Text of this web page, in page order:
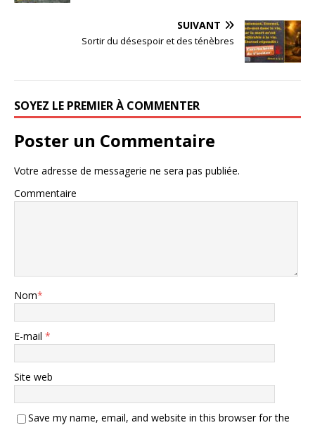
SUIVANT
Sortir du désespoir et des ténèbres
SOYEZ LE PREMIER À COMMENTER
Poster un Commentaire
Votre adresse de messagerie ne sera pas publiée.
Commentaire
Nom*
E-mail *
Site web
Save my name, email, and website in this browser for the